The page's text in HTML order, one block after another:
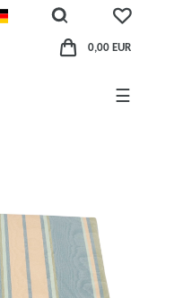
0,00 EUR
☰